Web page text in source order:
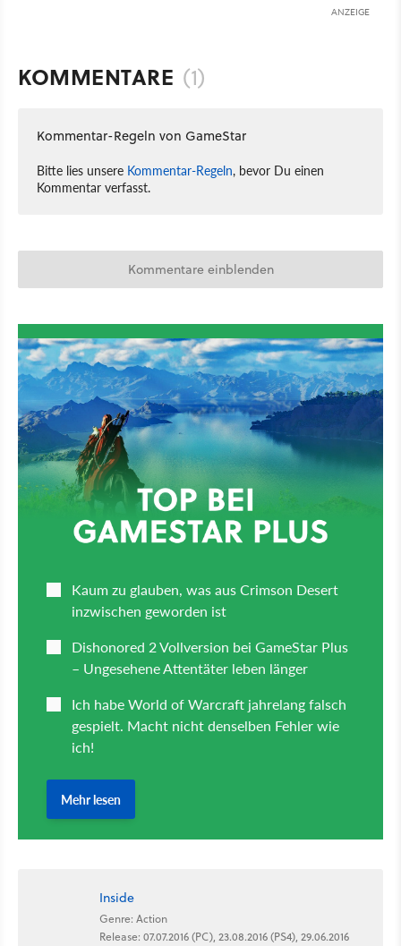
ANZEIGE
KOMMENTARE (1)
Kommentar-Regeln von GameStar
Bitte lies unsere Kommentar-Regeln, bevor Du einen
Kommentar verfasst.
Kommentare einblenden
Inside
Genre: Action
Release: 07.07.2016 (PC), 23.08.2016 (PS4), 29.06.2016